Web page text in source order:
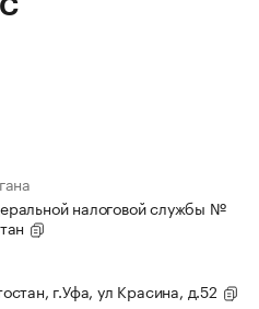
налоговой службы №
г.Уфа, ул Красина, д.52